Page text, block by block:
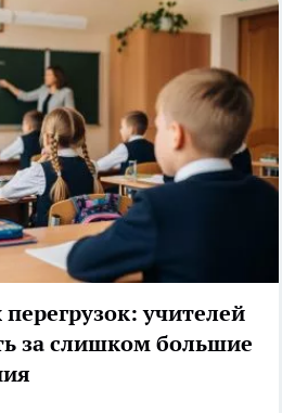
учителей
за слишком большие